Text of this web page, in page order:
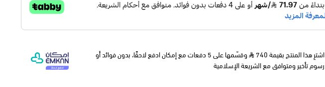
اشترِ هذا المنتج بقيمة 740
وقسّمها على 5 دفعات مع إمكان ادفع لاحقًا، بدون فوائد أو
رسوم تأخير ومتوافق مع الشريعة الإسلامية